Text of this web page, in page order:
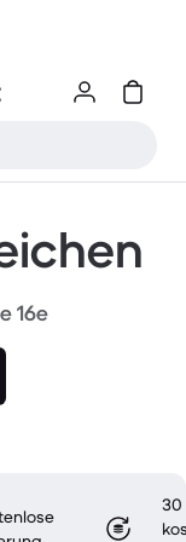
16e
30